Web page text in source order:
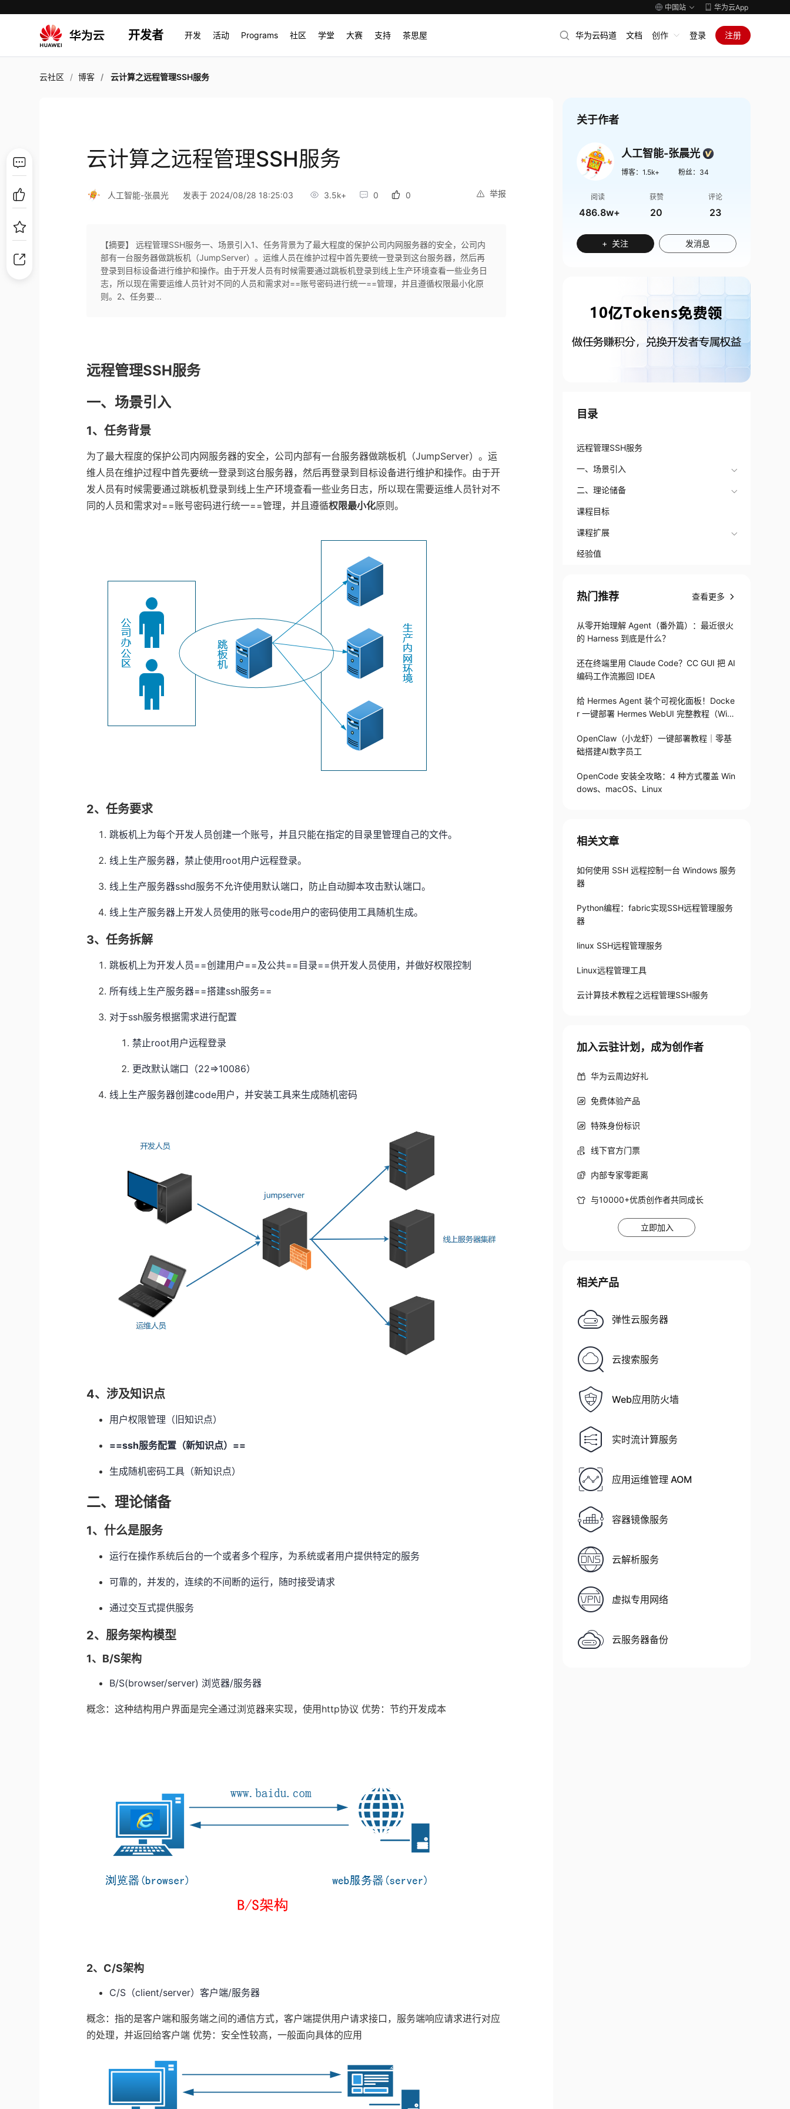
中国站 华为云App
开发者 开发 活动 Programs 社区 学堂 大赛 支持 茶思屋 华为云码道 文档 创作 登录 注册
云社区 博客 云计算之远程管理SSH服务
云计算之远程管理SSH服务
举报
人工智能-张晨光 发表于 2024/08/28 18:25:03 3.5k+ 0 0
【摘要】 远程管理SSH服务一、场景引入1、任务背景为了最大程度的保护公司内网服务器的安全，公司内
部有一台服务器做跳板机（JumpServer）。运维人员在维护过程中首先要统一登录到这台服务器，然后再
登录到目标设备进行维护和操作。由于开发人员有时候需要通过跳板机登录到线上生产环境查看一些业务日
志，所以现在需要运维人员针对不同的人员和需求对==账号密码进行统一==管理，并且遵循权限最小化原
则。2、任务要...
远程管理SSH服务
一、场景引入
1、任务背景
为了最大程度的保护公司内网服务器的安全，公司内部有一台服务器做跳板机（JumpServer）。运
维人员在维护过程中首先要统一登录到这台服务器，然后再登录到目标设备进行维护和操作。由于开
发人员有时候需要通过跳板机登录到线上生产环境查看一些业务日志，所以现在需要运维人员针对不
同的人员和需求对==账号密码进行统一==管理，并且遵循权限最小化原则。
2、任务要求
跳板机上为每个开发人员创建一个账号，并且只能在指定的目录里管理自己的文件。
线上生产服务器，禁止使用root用户远程登录。
线上生产服务器sshd服务不允许使用默认端口，防止自动脚本攻击默认端口。
线上生产服务器上开发人员使用的账号code用户的密码使用工具随机生成。
3、任务拆解
跳板机上为开发人员==创建用户==及公共==目录==供开发人员使用，并做好权限控制
所有线上生产服务器==搭建ssh服务==
对于ssh服务根据需求进行配置
禁止root用户远程登录
更改默认端口（22=>10086）
线上生产服务器创建code用户，并安装工具来生成随机密码
4、涉及知识点
用户权限管理（旧知识点）
==ssh服务配置（新知识点）==
生成随机密码工具（新知识点）
二、理论储备
1、什么是服务
运行在操作系统后台的一个或者多个程序，为系统或者用户提供特定的服务
可靠的，并发的，连续的不间断的运行，随时接受请求
通过交互式提供服务
2、服务架构模型
1、B/S架构
B/S(browser/server) 浏览器/服务器
概念：这种结构用户界面是完全通过浏览器来实现，使用http协议 优势：节约开发成本
2、C/S架构
C/S（client/server）客户端/服务器
概念：指的是客户端和服务端之间的通信方式，客户端提供用户请求接口，服务端响应请求进行对应
的处理，并返回给客户端 优势：安全性较高，一般面向具体的应用
关于作者
人工智能-张晨光
博客： 1.5k+ 粉丝： 34
阅读
486.8w+
获赞
20
评论
23
+ 关注 发消息
目录
远程管理SSH服务
一、场景引入
二、理论储备
课程目标
课程扩展
经验值
热门推荐 查看更多
从零开始理解 Agent（番外篇）：最近很火
的 Harness 到底是什么？
还在终端里用 Claude Code？CC GUI 把 AI
编码工作流搬回 IDEA
给 Hermes Agent 装个可视化面板！Docke
r 一键部署 Hermes WebUI 完整教程（Win
OpenClaw（小龙虾）一键部署教程｜零基
础搭建AI数字员工
OpenCode 安装全攻略：4 种方式覆盖 Win
dows、macOS、Linux
相关文章
如何使用 SSH 远程控制一台 Windows 服务
器
Python编程：fabric实现SSH远程管理服务
器
linux SSH远程管理服务
Linux远程管理工具
云计算技术教程之远程管理SSH服务
加入云驻计划，成为创作者
华为云周边好礼
免费体验产品
特殊身份标识
线下官方门票
内部专家零距离
与10000+优质创作者共同成长
立即加入
相关产品
弹性云服务器
云搜索服务
Web应用防火墙
实时流计算服务
应用运维管理 AOM
容器镜像服务
云解析服务
虚拟专用网络
云服务器备份